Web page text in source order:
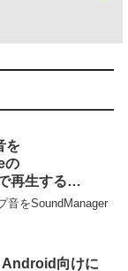
を
の
再生する
for Unity】
音をSoundManager
Android向けに